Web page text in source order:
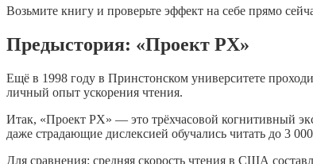
Возьмите книгу и проверьте эффект на себе прямо
Предыстория: «Проект PX»
Ещё в 1998 году в Принстонском университете
личный опыт ускорения чтения.
Итак, «Проект PX» — это трёхчасовой когнитивный
даже страдающие дислексией обучались читать до 3
Для сравнения: средняя скорость чтения в США